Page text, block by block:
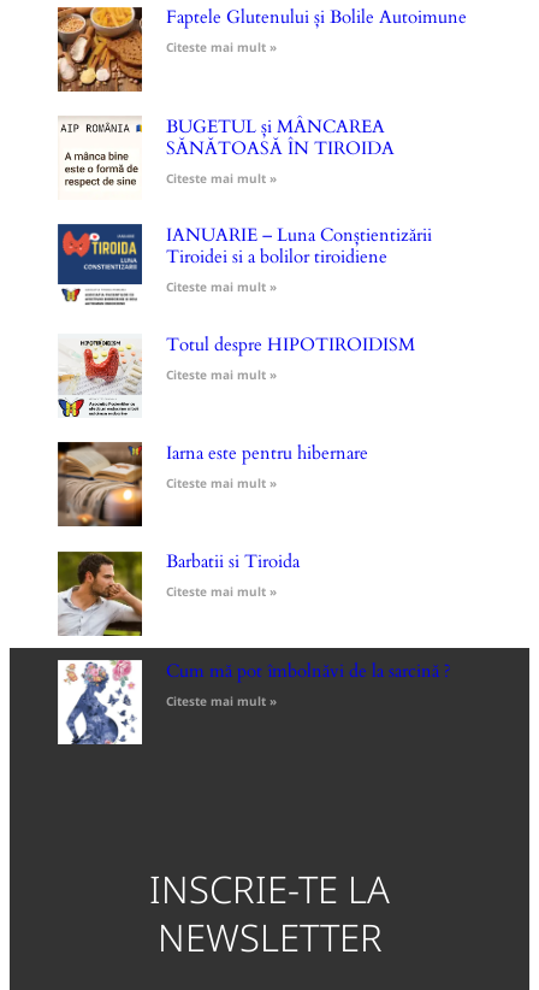
Faptele Glutenului și Bolile Autoimune
Citeste mai mult »
BUGETUL și MÂNCAREA
SĂNĂTOASĂ ÎN TIROIDA
Citeste mai mult »
IANUARIE – Luna Conștientizării
Tiroidei si a bolilor tiroidiene
Citeste mai mult »
Totul despre HIPOTIROIDISM
Citeste mai mult »
Iarna este pentru hibernare
Citeste mai mult »
Barbatii si Tiroida
Citeste mai mult »
Cum mă pot îmbolnăvi de la sarcină ?
Citeste mai mult »
INSCRIE-TE LA
NEWSLETTER